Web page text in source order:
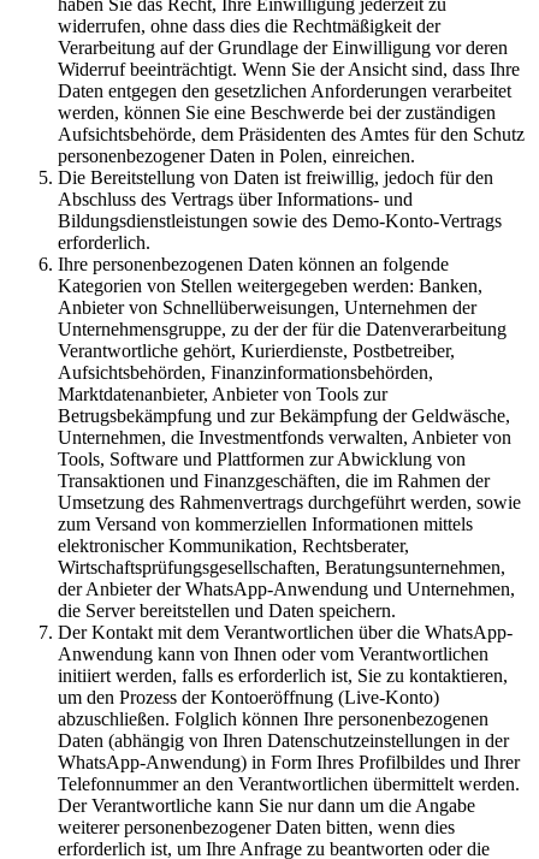
haben Sie das Recht, Ihre Einwilligung jederzeit zu
widerrufen, ohne dass dies die Rechtmäßigkeit der
Verarbeitung auf der Grundlage der Einwilligung vor deren
Widerruf beeinträchtigt. Wenn Sie der Ansicht sind, dass Ihre
Daten entgegen den gesetzlichen Anforderungen verarbeitet
werden, können Sie eine Beschwerde bei der zuständigen
Aufsichtsbehörde, dem Präsidenten des Amtes für den Schutz
personenbezogener Daten in Polen, einreichen.
Die Bereitstellung von Daten ist freiwillig, jedoch für den
Abschluss des Vertrags über Informations- und
Bildungsdienstleistungen sowie des Demo-Konto-Vertrags
erforderlich.
Ihre personenbezogenen Daten können an folgende
Kategorien von Stellen weitergegeben werden: Banken,
Anbieter von Schnellüberweisungen, Unternehmen der
Unternehmensgruppe, zu der der für die Datenverarbeitung
Verantwortliche gehört, Kurierdienste, Postbetreiber,
Aufsichtsbehörden, Finanzinformationsbehörden,
Marktdatenanbieter, Anbieter von Tools zur
Betrugsbekämpfung und zur Bekämpfung der Geldwäsche,
Unternehmen, die Investmentfonds verwalten, Anbieter von
Tools, Software und Plattformen zur Abwicklung von
Transaktionen und Finanzgeschäften, die im Rahmen der
Umsetzung des Rahmenvertrags durchgeführt werden, sowie
zum Versand von kommerziellen Informationen mittels
elektronischer Kommunikation, Rechtsberater,
Wirtschaftsprüfungsgesellschaften, Beratungsunternehmen,
der Anbieter der WhatsApp-Anwendung und Unternehmen,
die Server bereitstellen und Daten speichern.
Der Kontakt mit dem Verantwortlichen über die WhatsApp-
Anwendung kann von Ihnen oder vom Verantwortlichen
initiiert werden, falls es erforderlich ist, Sie zu kontaktieren,
um den Prozess der Kontoeröffnung (Live-Konto)
abzuschließen. Folglich können Ihre personenbezogenen
Daten (abhängig von Ihren Datenschutzeinstellungen in der
WhatsApp-Anwendung) in Form Ihres Profilbildes und Ihrer
Telefonnummer an den Verantwortlichen übermittelt werden.
Der Verantwortliche kann Sie nur dann um die Angabe
weiterer personenbezogener Daten bitten, wenn dies
erforderlich ist, um Ihre Anfrage zu beantworten oder die